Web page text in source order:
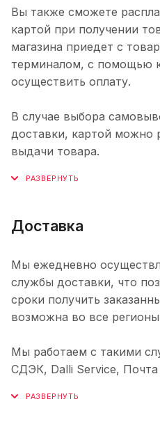
Вы также сможете
картой при получении
магазина приедет с
терминалом, с помощью
осуществить оплату.
В случае выбора
доставки, картой можно
выдачи товара.
Доставка
Мы ежедневно
службы доставки, что
сроки получить
возможна во все
Мы работаем с такими
СДЭК, Dalli Service, Почта